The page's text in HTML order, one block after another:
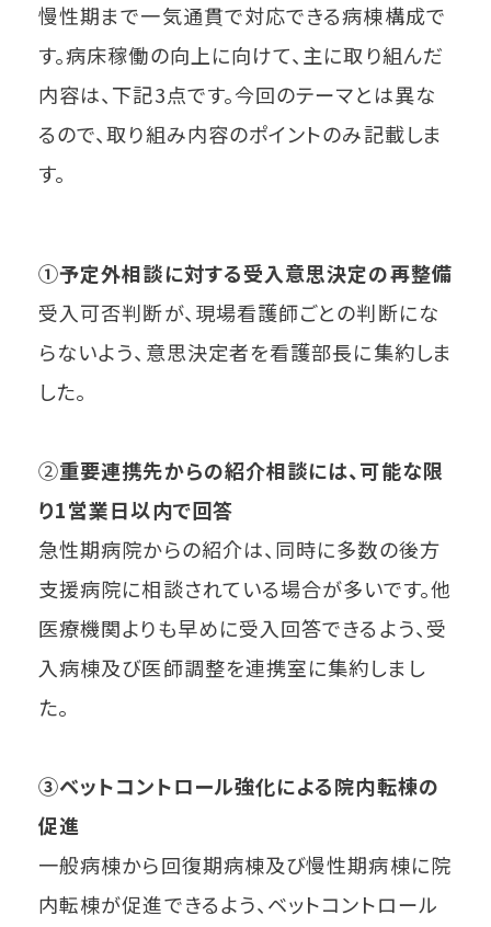
慢性期まで一気通貫で対応できる病棟構成で
す。病床稼働の向上に向けて、主に取り組んだ
内容は、下記3点です。今回のテーマとは異な
るので、取り組み内容のポイントのみ記載しま
す。
①予定外相談に対する受入意思決定の再整備
受入可否判断が、現場看護師ごとの判断にな
らないよう、意思決定者を看護部長に集約しま
した。
②重要連携先からの紹介相談には、可能な限
り1営業日以内で回答
急性期病院からの紹介は、同時に多数の後方
支援病院に相談されている場合が多いです。他
医療機関よりも早めに受入回答できるよう、受
入病棟及び医師調整を連携室に集約しまし
た。
③ベットコントロール強化による院内転棟の
促進
一般病棟から回復期病棟及び慢性期病棟に院
内転棟が促進できるよう、ベットコントロール